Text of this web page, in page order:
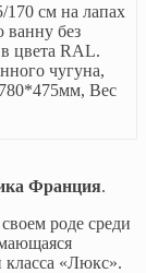
см на лапах
ванну без
цвета RAL.
чугуна,
Вес
Франция.
роде среди
класса «Люкс».